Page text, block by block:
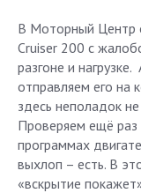
В Моторный Центр
Cruiser 200 с
разгоне и
отправляем его на
здесь неполадок
Проверяем ещё
программах
выхлоп – есть. В
«вскрытие